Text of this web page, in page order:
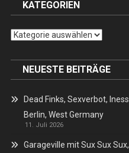
KATEGORIEN
Kategorien
NEUESTE BEITRÄGE
Dead Finks, Sexverbot,
Berlin, West Germany
11. Juli 2026
Garageville mit Sux Sux